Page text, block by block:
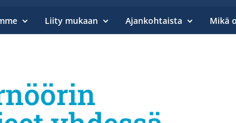
Liity mukaan Ajankohtaista Mikä